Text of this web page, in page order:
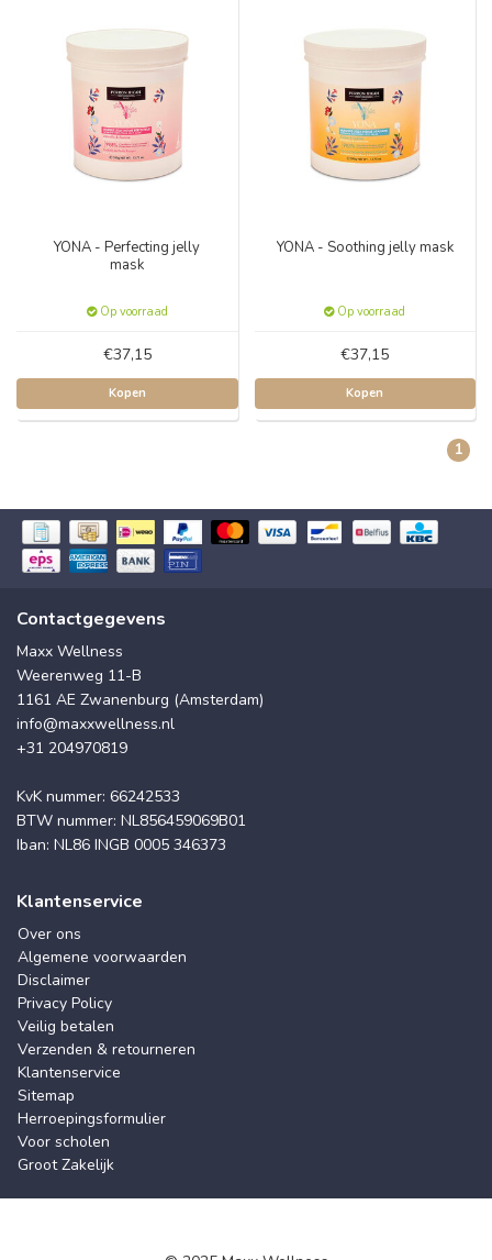
YONA - Perfecting jelly
mask
Op voorraad
€37,15
Kopen
YONA - Soothing jelly mask
Op voorraad
€37,15
Kopen
1
Contactgegevens
Maxx Wellness
Weerenweg 11-B
1161 AE Zwanenburg (Amsterdam)
info@maxxwellness.nl
+31 204970819
KvK nummer: 66242533
BTW nummer: NL856459069B01
Iban: NL86 INGB 0005 346373
Klantenservice
Over ons
Algemene voorwaarden
Disclaimer
Privacy Policy
Veilig betalen
Verzenden & retourneren
Klantenservice
Sitemap
Herroepingsformulier
Voor scholen
Groot Zakelijk